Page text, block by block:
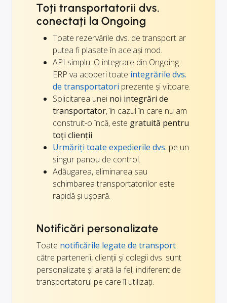
Toți transportatorii dvs.
conectați la Ongoing
Toate rezervările dvs. de transport ar
putea fi plasate în același mod.
API simplu: O integrare din Ongoing
ERP va acoperi toate integrările dvs.
de transportatori prezente și viitoare.
Solicitarea unei noi integrări de
transportator, în cazul în care nu am
construit-o încă, este gratuită pentru
toți clienții.
Urmăriți toate expedierile dvs. pe un
singur panou de control.
Adăugarea, eliminarea sau
schimbarea transportatorilor este
rapidă și ușoară.
Notificări personalizate
Toate notificările legate de transport
către partenerii, clienții și colegii dvs. sunt
personalizate și arată la fel, indiferent de
transportatorul pe care îl utilizați.